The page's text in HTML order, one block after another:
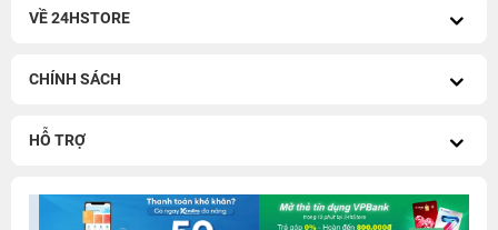
VỀ 24HSTORE
CHÍNH SÁCH
HỖ TRỢ